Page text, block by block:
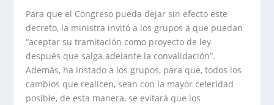
Para que el Congreso pueda dejar sin efecto este
decreto, la ministra invitó a los grupos a que puedan
“aceptar su tramitación como proyecto de ley
después que salga adelante la convalidación”.
Además, ha instado a los grupos, para que, todos los
cambios que realicen, sean con la mayor celeridad
posible, de esta manera, se evitará que los